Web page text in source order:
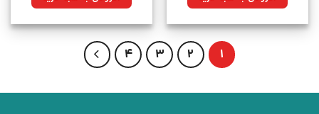
بود. بود.
1
2
3
4